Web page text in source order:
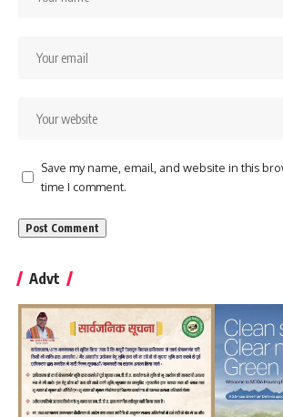
Save my name, email, and website in this
time I comment.
Advt